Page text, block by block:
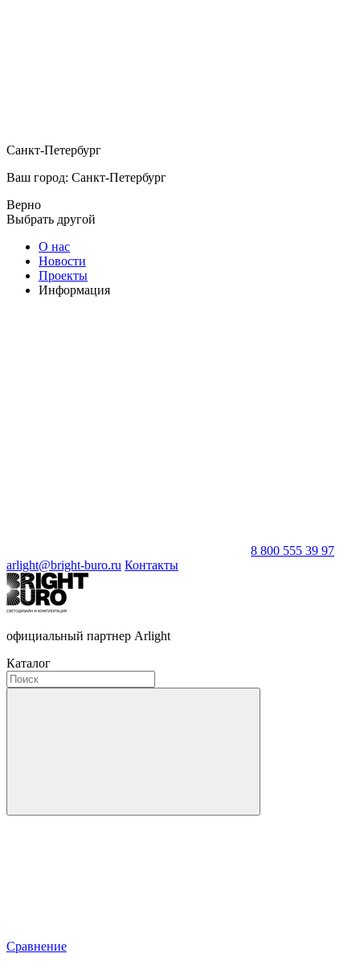
Санкт-Петербург
Ваш город: Санкт-Петербург
Верно
Выбрать другой
О нас
Новости
Проекты
Информация
8 800 555 39 97
arlight@bright-buro.ru Контакты
официальный партнер Arlight
Каталог
Сравнение